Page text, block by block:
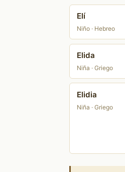
Elí
Niño · Hebreo
Elida
Niña · Griego
Elidia
Niña · Griego